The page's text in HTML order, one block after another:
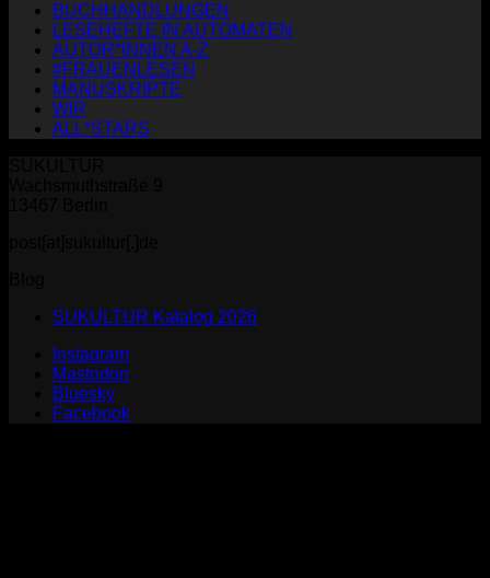
BUCHHANDLUNGEN
LESEHEFTE IN AUTOMATEN
AUTOR*INNEN A-Z
#FRAUENLESEN
MANUSKRIPTE
WIR
ALL*STARS
SUKULTUR Katalog 2026
Instagram
Mastodon
Bluesky
Facebook